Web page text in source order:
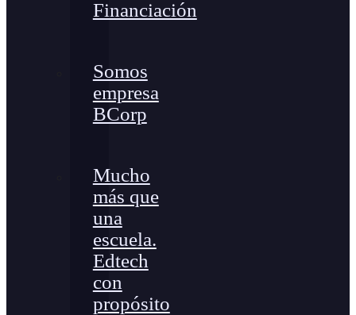
Financiación
Somos
empresa
BCorp
Mucho
más que
una
escuela.
Edtech
con
propósito